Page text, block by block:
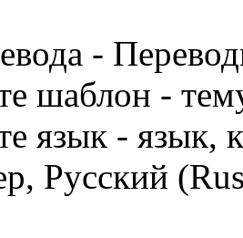
-
шаблон -
язык - язык,
Русский